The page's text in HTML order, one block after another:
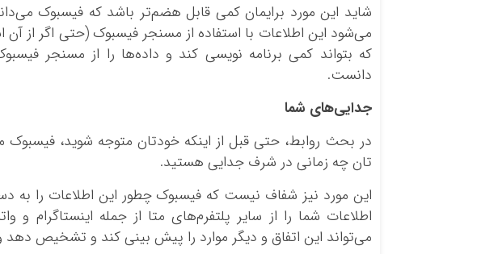
شاید این مورد برایمان کمی قابل هضم‌تر باشد که فیسبوک
می‌شود این اطلاعات با استفاده از مسنجر فیسبوک (حتی اگر از
که بتواند کمی برنامه نویسی کند و داده‌ها را از مسنجر
دانست.
جدایی‌های شما
در بحث روابط، حتی قبل از اینکه خودتان متوجه شوید،
تان چه زمانی در شرف جدایی هستید.
این مورد نیز شفاف نیست که فیسبوک چطور این اطلاعات را به
اطلاعات شما را از سایر پلتفرم‌های متا از جمله اینستاگرام و
می‌تواند این اتفاق و دیگر موارد را پیش بینی کند و تشخیص